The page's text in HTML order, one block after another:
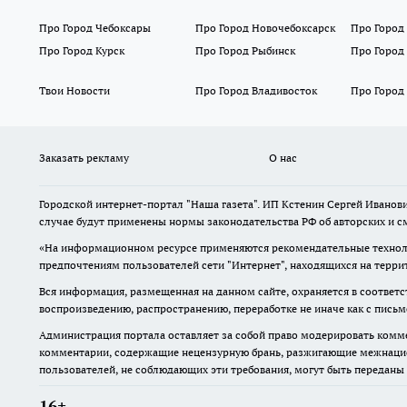
Про Город Чебоксары Про Город Новочебоксарск Про Город
Про Город Курск
Про Город Рыбинск Про
Твои Новости
Про Город Владивосток Про Город
Заказать рекламу О нас
Городской интернет-портал "Наша газета". ИП Кстенин Сергей
случае будут применены нормы законодательства РФ об авторских и
«На информационном ресурсе применяются рекомендательные
предпочтениям пользователей сети "Интернет", находящихся на
Вся информация, размещенная на данном сайте, охраняется в
воспроизведению, распространению, переработке не иначе как с
Администрация портала оставляет за собой право модерировать
комментарии, содержащие нецензурную брань, разжигающие
пользователей, не соблюдающих эти требования, могут быть